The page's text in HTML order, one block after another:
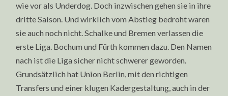
wie vor als Underdog. Doch inzwischen gehen sie in ihre
dritte Saison. Und wirklich vom Abstieg bedroht waren
sie auch noch nicht. Schalke und Bremen verlassen die
erste Liga. Bochum und Fürth kommen dazu. Den Namen
nach ist die Liga sicher nicht schwerer geworden.
Grundsätzlich hat Union Berlin, mit den richtigen
Transfers und einer klugen Kadergestaltung, auch in der